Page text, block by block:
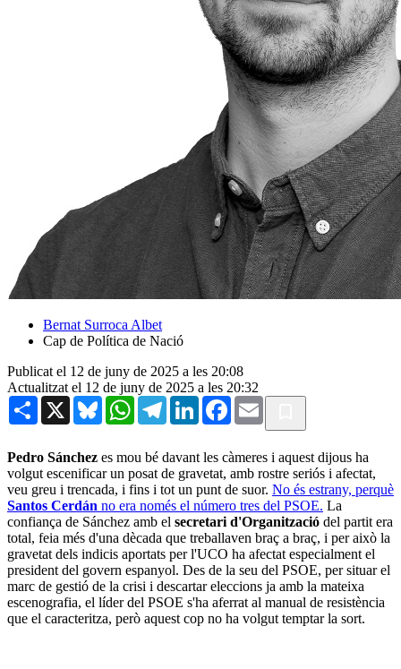
Bernat Surroca Albet
Cap de Política de Nació
Publicat el 12 de juny de 2025 a les 20:08
Actualitzat el 12 de juny de 2025 a les 20:32
Share X BlueskyWhatsAppTelegramLinkedInFacebook
Email
Pedro Sánchez es mou bé davant les càmeres i aquest dijous ha
volgut escenificar un posat de gravetat, amb rostre seriós i afectat,
veu greu i trencada, i fins i tot un punt de suor. No és estrany, perquè
Santos Cerdán no era només el número tres del PSOE. La
confiança de Sánchez amb el secretari d'Organització del partit era
total, feia més d'una dècada que treballaven braç a braç, i per això la
gravetat dels indicis aportats per l'UCO ha afectat especialment el
president del govern espanyol. Des de la seu del PSOE, per situar el
marc de gestió de la crisi i descartar eleccions ja amb la mateixa
escenografia, el líder del PSOE s'ha aferrat al manual de resistència
que el caracteritza, però aquest cop no ha volgut temptar la sort.